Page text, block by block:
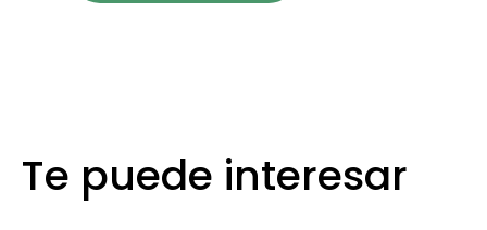
Te puede interesar